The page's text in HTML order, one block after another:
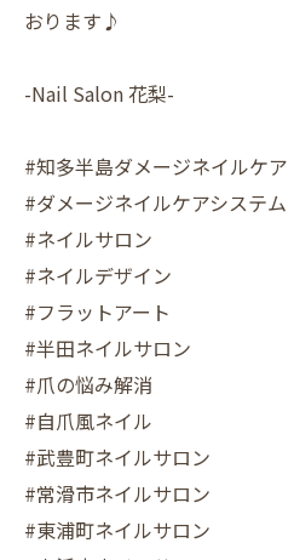
おります♪
-Nail Salon 花梨-
#知多半島ダメージネイルケア
#ダメージネイルケアシステム
#ネイルサロン
#ネイルデザイン
#フラットアート
#半田ネイルサロン
#爪の悩み解消
#自爪風ネイル
#武豊町ネイルサロン
#常滑市ネイルサロン
#東浦町ネイルサロン